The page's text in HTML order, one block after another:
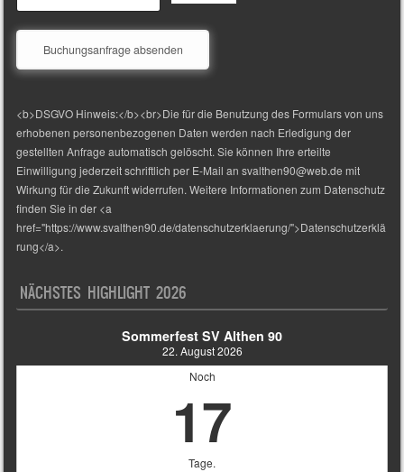
<b>DSGVO Hinweis:</b><br>Die für die Benutzung des Formulars von uns
erhobenen personenbezogenen Daten werden nach Erledigung der
gestellten Anfrage automatisch gelöscht. Sie können Ihre erteilte
Einwilligung jederzeit schriftlich per E-Mail an svalthen90@web.de mit
Wirkung für die Zukunft widerrufen. Weitere Informationen zum Datenschutz
finden Sie in der <a
href="https://www.svalthen90.de/datenschutzerklaerung/">Datenschutzerklä
rung</a>.
NÄCHSTES HIGHLIGHT 2026
Sommerfest SV Althen 90
22. August 2026
Noch
17
Tage.